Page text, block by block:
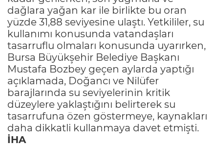
dağlara yağan kar ile birlikte bu oran
yüzde 31,88 seviyesine ulaştı. Yetkililer, su
kullanımı konusunda vatandaşları
tasarruflu olmaları konusunda uyarırken,
Bursa Büyükşehir Belediye Başkanı
Mustafa Bozbey geçen aylarda yaptığı
açıklamada, Doğancı ve Nilüfer
barajlarında su seviyelerinin kritik
düzeylere yaklaştığını belirterek su
tasarrufuna özen göstermeye, kaynakları
daha dikkatli kullanmaya davet etmişti.
İHA